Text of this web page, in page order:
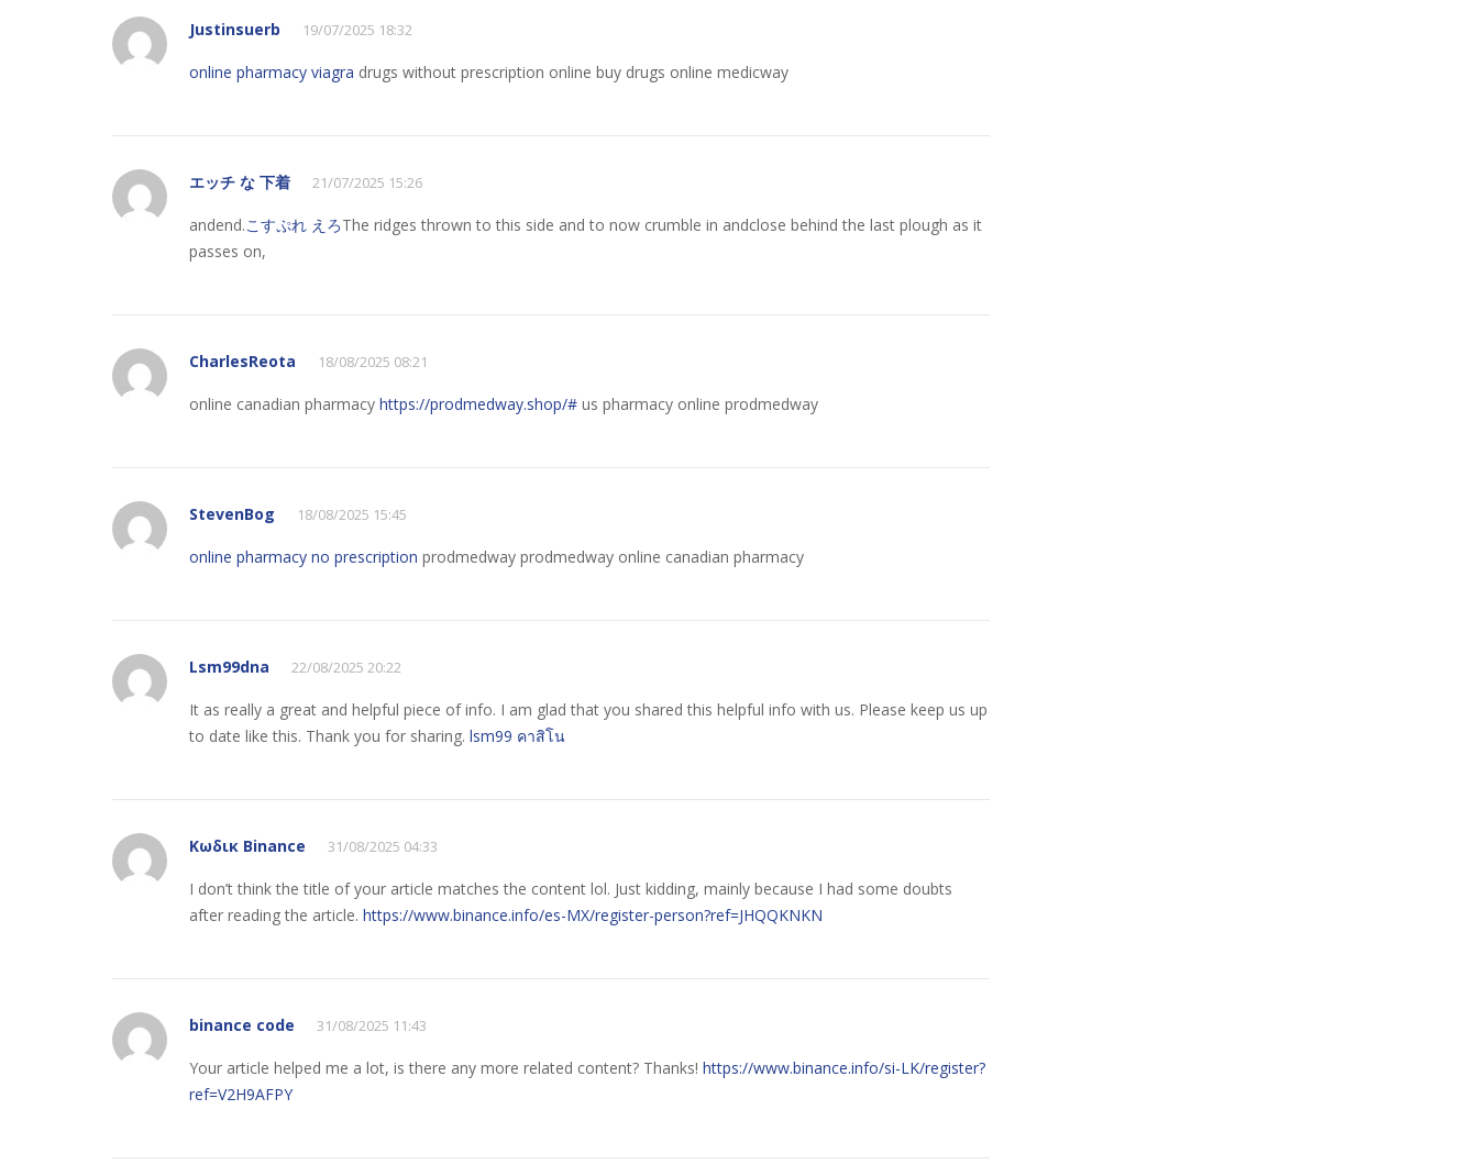
Justinsuerb 19/07/2025 18:32
online pharmacy viagra drugs without prescription online buy drugs online medicway
エッチ な 下着 21/07/2025 15:26
andend.こすぷれ えろThe ridges thrown to this side and to now crumble in andclose behind the last plough as it
passes on,
CharlesReota 18/08/2025 08:21
online canadian pharmacy https://prodmedway.shop/# us pharmacy online prodmedway
StevenBog 18/08/2025 15:45
online pharmacy no prescription prodmedway prodmedway online canadian pharmacy
Lsm99dna 22/08/2025 20:22
It as really a great and helpful piece of info. I am glad that you shared this helpful info with us. Please keep us up
to date like this. Thank you for sharing. lsm99 คาสิโน
Κωδικ Binance 31/08/2025 04:33
I don’t think the title of your article matches the content lol. Just kidding, mainly because I had some doubts
after reading the article. https://www.binance.info/es-MX/register-person?ref=JHQQKNKN
binance code 31/08/2025 11:43
Your article helped me a lot, is there any more related content? Thanks! https://www.binance.info/si-LK/register?
ref=V2H9AFPY